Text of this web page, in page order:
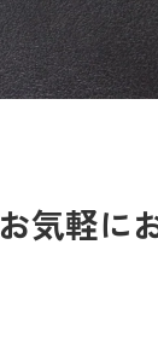
お気軽に